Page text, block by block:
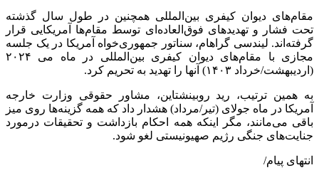
مقام‌های دیوان کیفری بین‌المللی همچنین در طول سال گذشته
تحت فشار و تهدید‌های فوق‌العاده‌ای توسط مقام‌ها آمریکایی قرار
گرفته‌اند. لیندسی گراهام، سناتور جمهوری‌خواه آمریکا در یک جلسه
مجازی با مقام‌های دیوان کیفری بین‌المللی در ماه می ۲۰۲۴
(اردیبهشت/خرداد ۱۴۰۳) آنها را تهدید به تحریم کرد.
به همین ترتیب، رید روبینشتاین، مشاور حقوقی وزارت خارجه
آمریکا در ماه جولای (تیر/مرداد) هشدار داد که همه گزینه‌ها روی میز
باقی می‌مانند، مگر اینکه همه احکام بازداشت و تحقیقات درمورد
جنایت‌های جنگی رژیم صهیونیستی لغو شود.
انتهای پیام/